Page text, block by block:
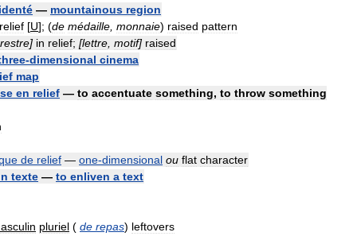
— mountainous region
relief [U]; (de médaille monnaie) raised pattern
] in relief; [lettre motif] raised
-dimensional cinema
map
en relief — to accentuate something, to throw something
de relief — one-dimensional ou flat character
texte — to enliven a text
pluriel ( de repas) leftovers